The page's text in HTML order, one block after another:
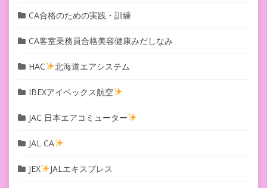
CA合格のための実践・訓練
CA客室乗務員合格美容健康みだしなみ
HAC 北海道エアシステム
IBEXアイベックス航空
JAC 日本エアコミューター
JAL CA
JEX JALエキスプレス